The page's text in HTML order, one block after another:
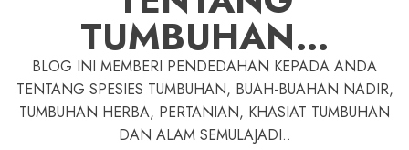
TUMBUHAN…
BLOG INI MEMBERI PENDEDAHAN KEPADA ANDA
TENTANG SPESIES TUMBUHAN, BUAH-BUAHAN NADIR,
TUMBUHAN HERBA, PERTANIAN, KHASIAT TUMBUHAN
DAN ALAM SEMULAJADI..